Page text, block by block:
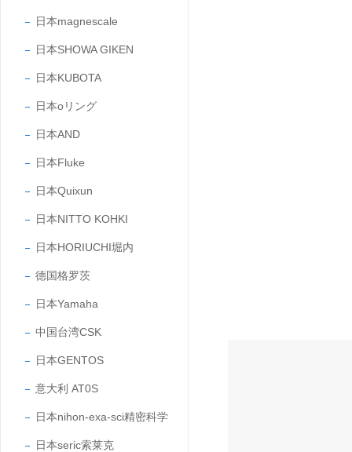
日本magnescale
日本SHOWA GIKEN
日本KUBOTA
日本oリング
日本AND
日本Fluke
日本Quixun
日本NITTO KOHKI
日本HORIUCHI堀内
德国格罗茨
日本Yamaha
中国台湾CSK
日本GENTOS
意大利 AT0S
日本nihon-exa-sci精密科学
日本seric索莱克